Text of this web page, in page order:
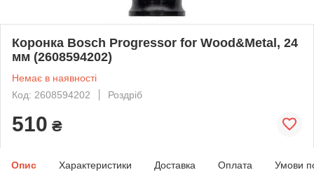
Коронка Bosch Progressor for Wood&Metal, 24
мм (2608594202)
Немає в наявності
Код: 2608594202
Роздріб
510 ₴
Опис Характеристики Доставка Оплата Умови